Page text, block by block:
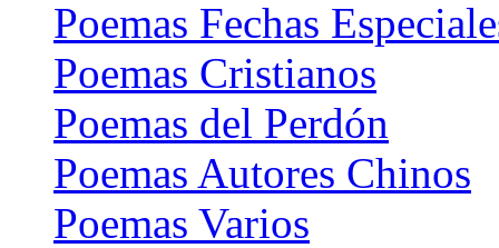
Poemas Fechas
Poemas Cristianos
Poemas del Perdón
Poemas Autores Chinos
Poemas Varios